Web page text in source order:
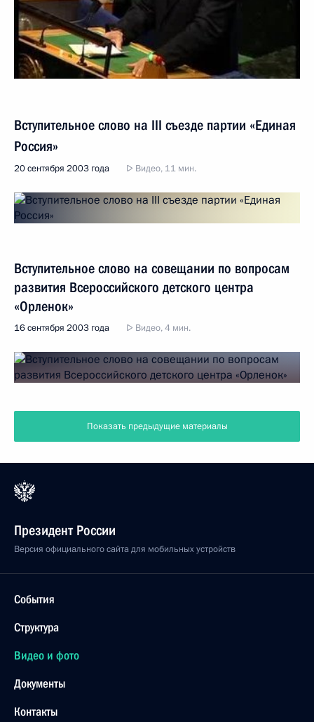
Вступительное слово на III съезде партии «Единая
Россия»
20 сентября 2003 года Видео, 11 мин.
Вступительное слово на совещании по вопросам
развития Всероссийского детского центра
«Орленок»
16 сентября 2003 года Видео, 4 мин.
Показать предыдущие материалы
Президент России
Версия официального сайта для мобильных устройств
События
Структура
Видео и фото
Документы
Контакты